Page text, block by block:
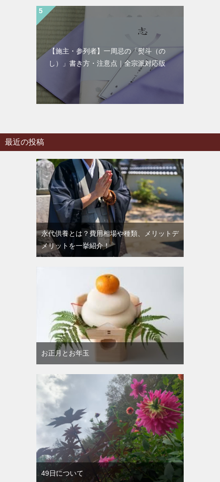
【施主・参列者】一周忌の「熨斗（の
し）」書き方・注意点｜全宗派対応版
最近の投稿
永代供養とは？費用相場や種類、メリットデ
メリットを一挙紹介！
お正月とお年玉
49日について